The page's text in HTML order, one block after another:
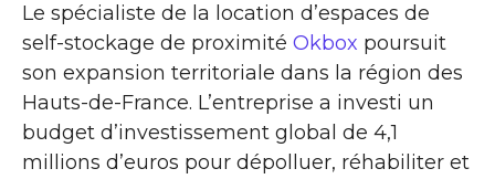
Le spécialiste de la location d’espaces de
self-stockage de proximité Okbox poursuit
son expansion territoriale dans la région des
Hauts-de-France. L’entreprise a investi un
budget d’investissement global de 4,1
millions d’euros pour dépolluer, réhabiliter et